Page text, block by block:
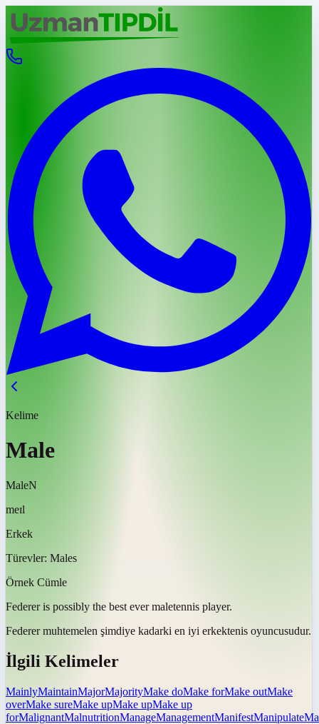
Kelime
Male
MaleN
meɪl
Erkek
Türevler: Males
Örnek Cümle
Federer is possibly the best ever maletennis player.
Federer muhtemelen şimdiye kadarki en iyi erkektenis oyuncusudur.
İlgili Kelimeler
MainlyMaintainMajorMajorityMake doMake forMake outMake
overMake sureMake upMake upMake up
forMalignantMalnutritionManageManagementManifestManipulate